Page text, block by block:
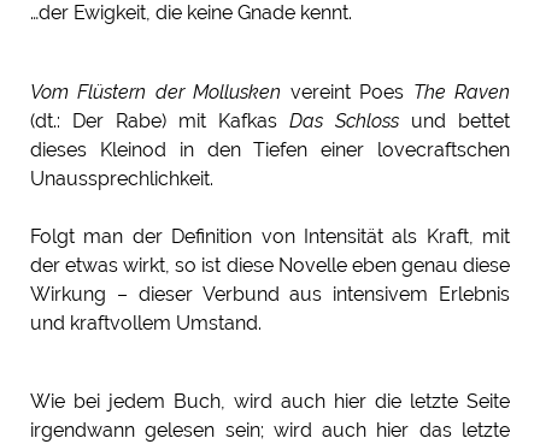
…der Ewigkeit, die keine Gnade kennt.
Vom Flüstern der Mollusken vereint Poes The Raven
(dt.: Der Rabe) mit KafkasDas Schloss und bettet
dieses Kleinod in den Tiefen einer lovecraftschen
Unaussprechlichkeit.
Folgt man der Definition von Intensität als Kraft, mit
der etwas wirkt, so ist diese Novelle eben genau diese
Wirkung – dieser Verbund aus intensivem Erlebnis
und kraftvollem Umstand.
Wie bei jedem Buch, wird auch hier die letzte Seite
irgendwann gelesen sein; wird auch hier das letzte